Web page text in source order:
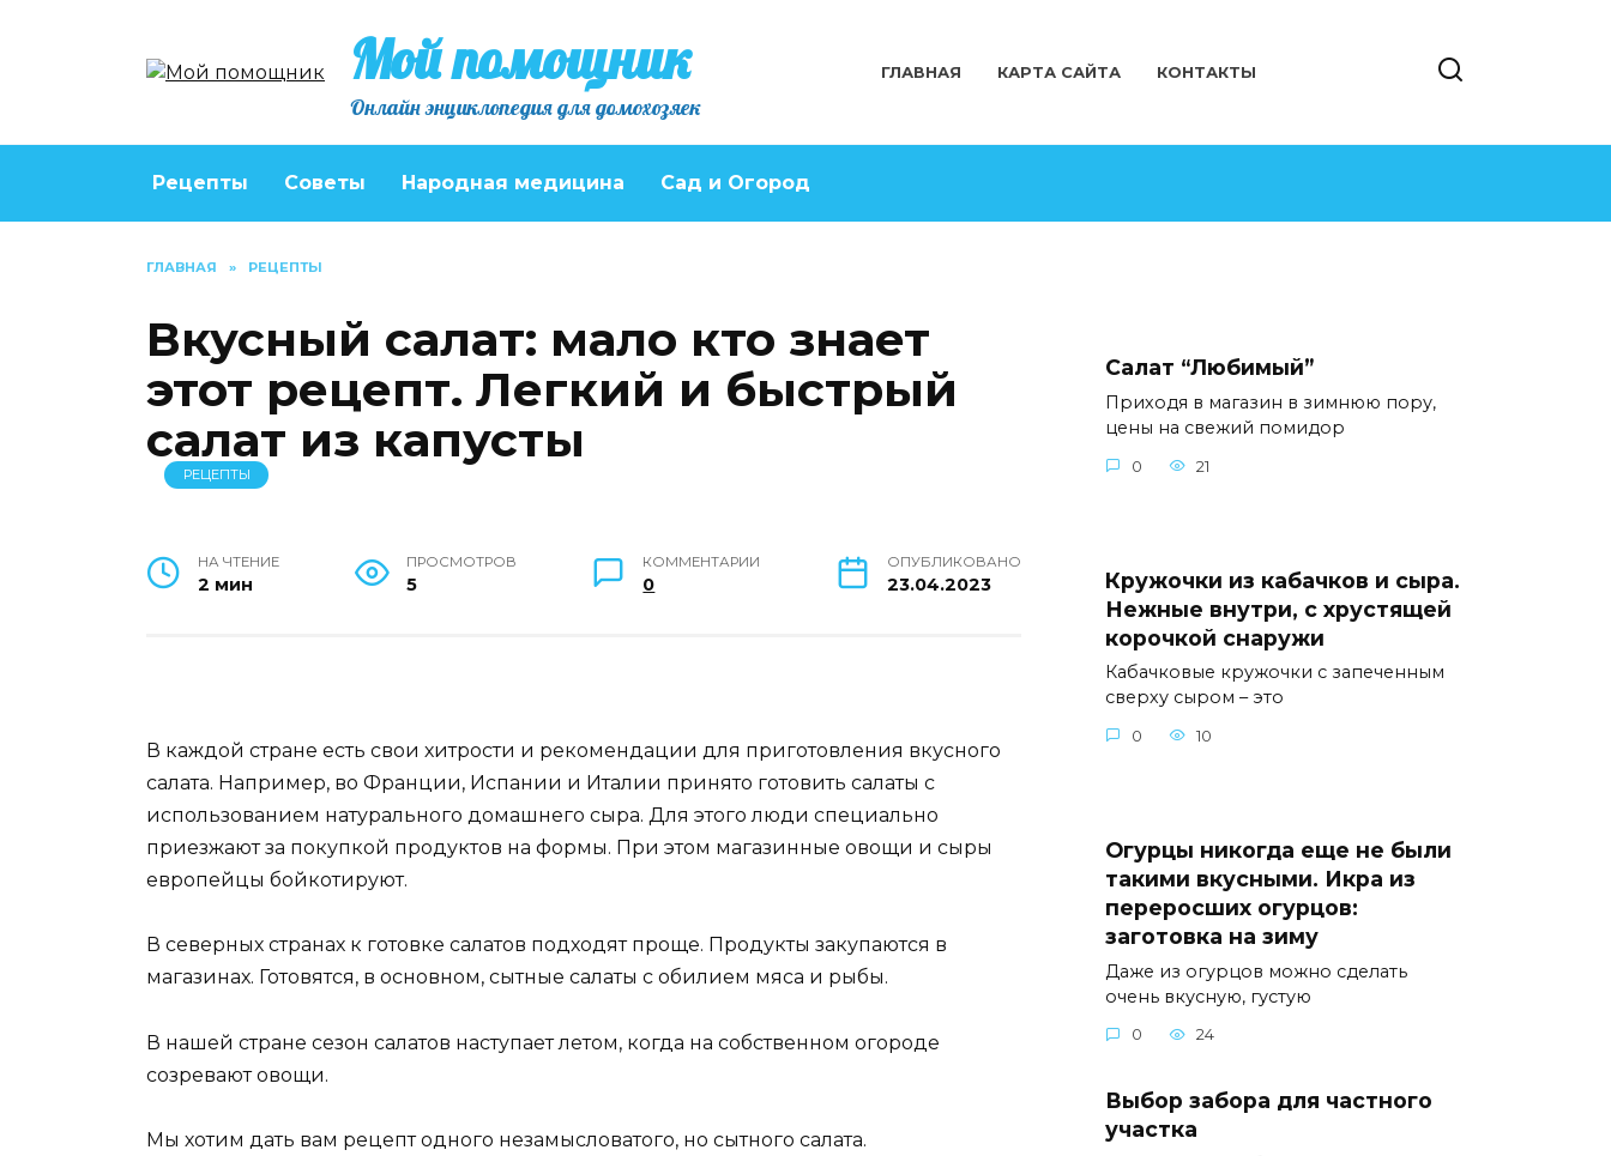
Мой помощник
Онлайн энциклопедия для домохозяек
ГЛАВНАЯ КАРТА САЙТА КОНТАКТЫ
Рецепты Советы Народная медицина Сад и Огород
ГЛАВНАЯ » РЕЦЕПТЫ
Вкусный салат: мало кто знает
этот рецепт. Легкий и быстрый
салат из капусты
РЕЦЕПТЫ
НА ЧТЕНИЕ
2 мин
ПРОСМОТРОВ
5
КОММЕНТАРИИ
0
ОПУБЛИКОВАНО
23.04.2023
В каждой стране есть свои хитрости и рекомендации для приготовления вкусного
салата. Например, во Франции, Испании и Италии принято готовить салаты с
использованием натурального домашнего сыра. Для этого люди специально
приезжают за покупкой продуктов на формы. При этом магазинные овощи и сыры
европейцы бойкотируют.
В северных странах к готовке салатов подходят проще. Продукты закупаются в
магазинах. Готовятся, в основном, сытные салаты с обилием мяса и рыбы.
В нашей стране сезон салатов наступает летом, когда на собственном огороде
созревают овощи.
Мы хотим дать вам рецепт одного незамысловатого, но сытного салата.
Салат “Любимый”
Приходя в магазин в зимнюю пору,
цены на свежий помидор
0 21
Кружочки из кабачков и сыра.
Нежные внутри, с хрустящей
корочкой снаружи
Кабачковые кружочки с запеченным
сверху сыром – это
0 10
Огурцы никогда еще не были
такими вкусными. Икра из
переросших огурцов:
заготовка на зиму
Даже из огурцов можно сделать
очень вкусную, густую
0 24
Выбор забора для частного
участка